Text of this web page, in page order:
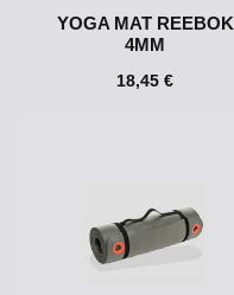
YOGA MAT REEBOK
4MM
18,45 €